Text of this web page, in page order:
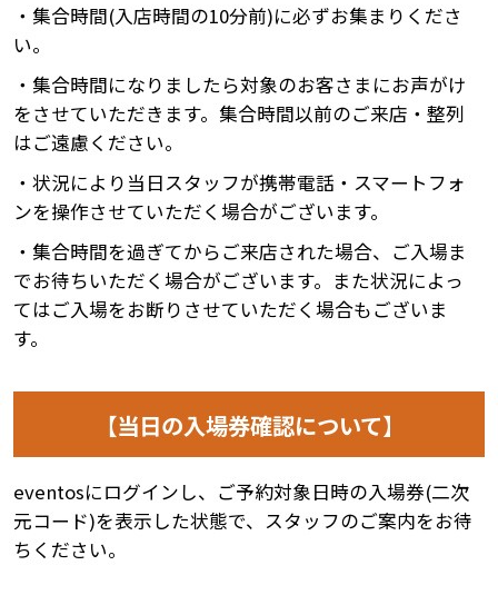
・集合時間(入店時間の10分前)に必ずお集まりくださ
い。
・集合時間になりましたら対象のお客さまにお声がけ
をさせていただきます。集合時間以前のご来店・整列
はご遠慮ください。
・状況により当日スタッフが携帯電話・スマートフォ
ンを操作させていただく場合がございます。
・集合時間を過ぎてからご来店された場合、ご入場ま
でお待ちいただく場合がございます。また状況によっ
てはご入場をお断りさせていただく場合もございま
す。
【当日の入場券確認について】
eventosにログインし、ご予約対象日時の入場券(二次
元コード)を表示した状態で、スタッフのご案内をお待
ちください。